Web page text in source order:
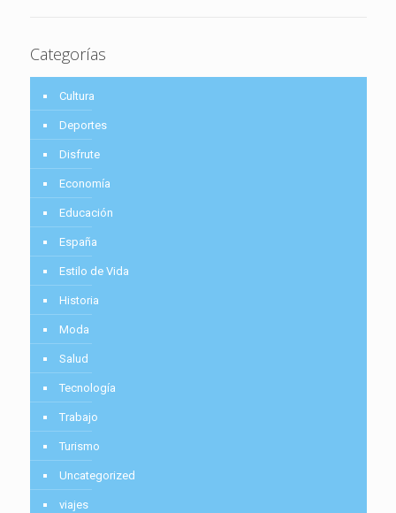
Categorías
Cultura
Deportes
Disfrute
Economía
Educación
España
Estilo de Vida
Historia
Moda
Salud
Tecnología
Trabajo
Turismo
Uncategorized
viajes